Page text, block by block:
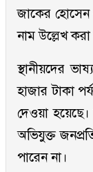
জাকের হোসেন
নাম উল্লেখ করা
স্থানীয়দের
হাজার টাকা
দেওয়া
অভিযুক্ত
পারেন না।